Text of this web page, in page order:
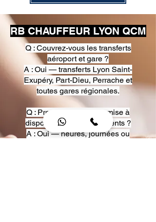
RB CHAUFFEUR LYON QCM
Q : Couvrez-vous les transferts
aéroport et gare ?
A : Oui — transferts Lyon Saint-
Exupéry, Part-Dieu, Perrache et
toutes gares régionales.
Q : Proposez-vous une mise à
disposition pour événements ?
A : Oui — heures, journées ou